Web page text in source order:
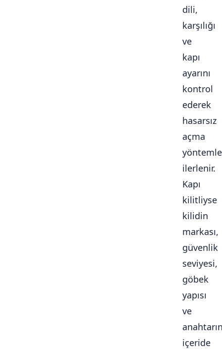
dili,
karşılığı
ve
kapı
ayarını
kontrol
ederek
hasarsız
açma
ilerlenir.
Kapı
kilitliyse
kilidin
markası,
güvenlik
seviyesi,
göbek
yapısı
ve
içeride